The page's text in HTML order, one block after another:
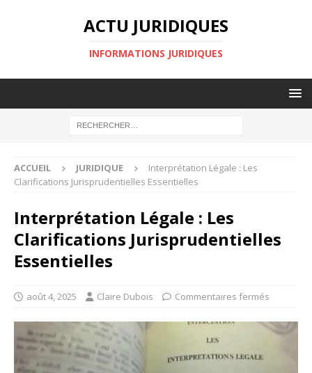
ACTU JURIDIQUES
INFORMATIONS JURIDIQUES
ACCUEIL JURIDIQUE
Interprétation Légale : Les
Clarifications Jurisprudentielles Essentielles
Interprétation Légale : Les
Clarifications Jurisprudentielles
Essentielles
août 4, 2025 Claire Dubois Commentaires fermés